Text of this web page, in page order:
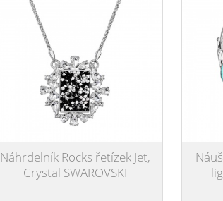
Náhrdelník Rocks řetízek Jet,
Crystal SWAROVSKI